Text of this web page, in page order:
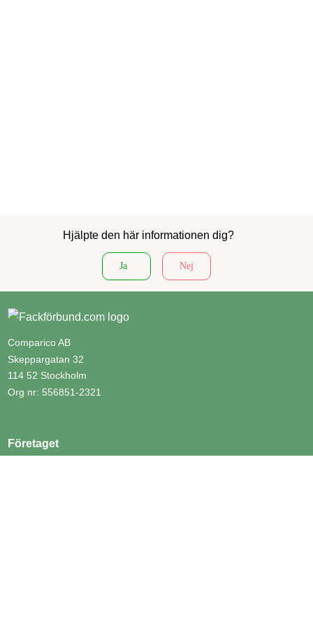
Hjälpte den här informationen dig?
Ja Nej
Comparico AB
Skeppargatan 32
114 52 Stockholm
Org nr: 556851-2321
Företaget